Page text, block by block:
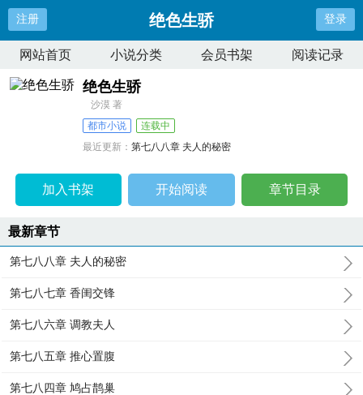
注册 绝色生骄 登录
网站首页 小说分类 会员书架 阅读记录
绝色生骄
沙漠 著
都市小说
连载中
最近更新：第七八八章 夫人的秘密
加入书架 开始阅读 章节目录
最新章节
第七八八章 夫人的秘密
第七八七章 香闺交锋
第七八六章 调教夫人
第七八五章 推心置腹
第七八四章 鸠占鹊巢